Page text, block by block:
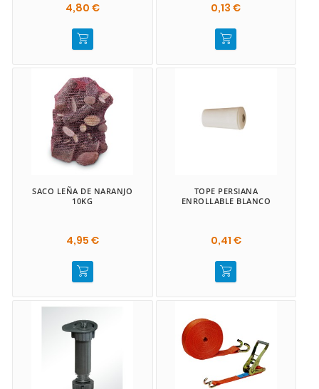
4,80 € 0,13 €
SACO LEÑA DE NARANJO
10KG
4,95 €
TOPE PERSIANA
ENROLLABLE BLANCO
0,41 €